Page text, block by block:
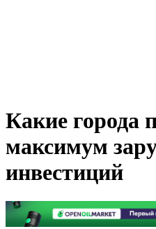
Какие города
максимум
инвестиций